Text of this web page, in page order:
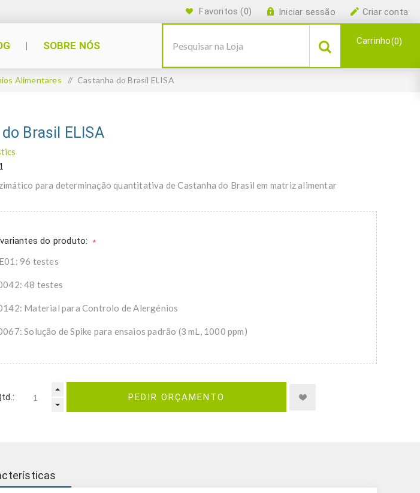
Criar conta
Iniciar sessão
Favoritos (0)
SOBRE NÓS Carrinho 0
Alimentares / Castanha do Brasil ELISA
Brasil ELISA
para determinação quantitativa de Castanha do Brasil em matriz alimentar
do produto: *
96 testes
48 testes
Material para Controlo de Alergénios
Solução de Spike para ensaios padrão (3 mL, 1000 ppm)
PEDIR ORÇAMENTO